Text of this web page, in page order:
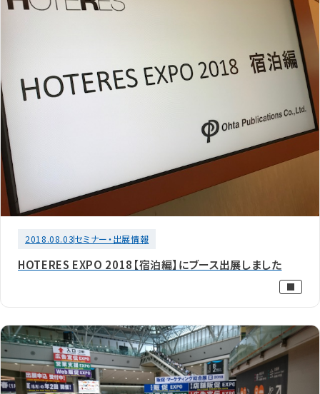
2018.08.03セミナー・出展情報
HOTERES EXPO 2018【宿泊編】にブース出展しました